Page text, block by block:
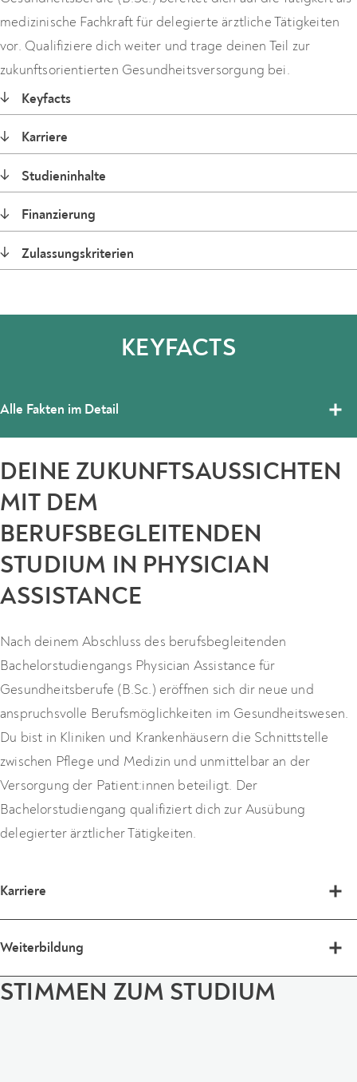
medizinische Fachkraft für delegierte ärztliche Tätigkeiten
vor. Qualifiziere dich weiter und trage deinen Teil zur
zukunftsorientierten Gesundheitsversorgung bei.
↓ Keyfacts
↓ Karriere
↓ Studieninhalte
↓ Finanzierung
↓ Zulassungskriterien
KEYFACTS
Alle Fakten im Detail
DEINE ZUKUNFTSAUSSICHTEN
MIT DEM
BERUFSBEGLEITENDEN
STUDIUM IN PHYSICIAN
ASSISTANCE
Nach deinem Abschluss des berufsbegleitenden
Bachelorstudiengangs Physician Assistance für
Gesundheitsberufe (B.Sc.) eröffnen sich dir neue und
anspruchsvolle Berufsmöglichkeiten im Gesundheitswesen.
Du bist in Kliniken und Krankenhäusern die Schnittstelle
zwischen Pflege und Medizin und unmittelbar an der
Versorgung der Patient:innen beteiligt. Der
Bachelorstudiengang qualifiziert dich zur Ausübung
delegierter ärztlicher Tätigkeiten.
Karriere
Assistance schließt du eine Lücke in der deutschen
Gesundheitsversorgung und stellst eine praxisnahe,
bedarfsgerechte und lösungsorientierte Antwort auf den
Weiterbildung
Du möchtest dich nach dem Bachelor noch für
STIMMEN ZUM STUDIUM